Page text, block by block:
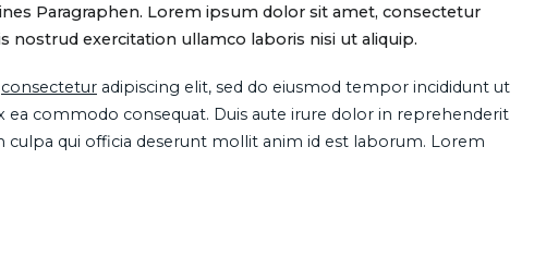
Paragraphen. Lorem ipsum dolor sit amet, consectetur
nostrud exercitation ullamco laboris nisi ut aliquip.
consectetur adipiscing elit, sed do eiusmod tempor incididunt ut
commodo consequat. Duis aute irure dolor in reprehenderit
qui officia deserunt mollit anim id est laborum. Lorem